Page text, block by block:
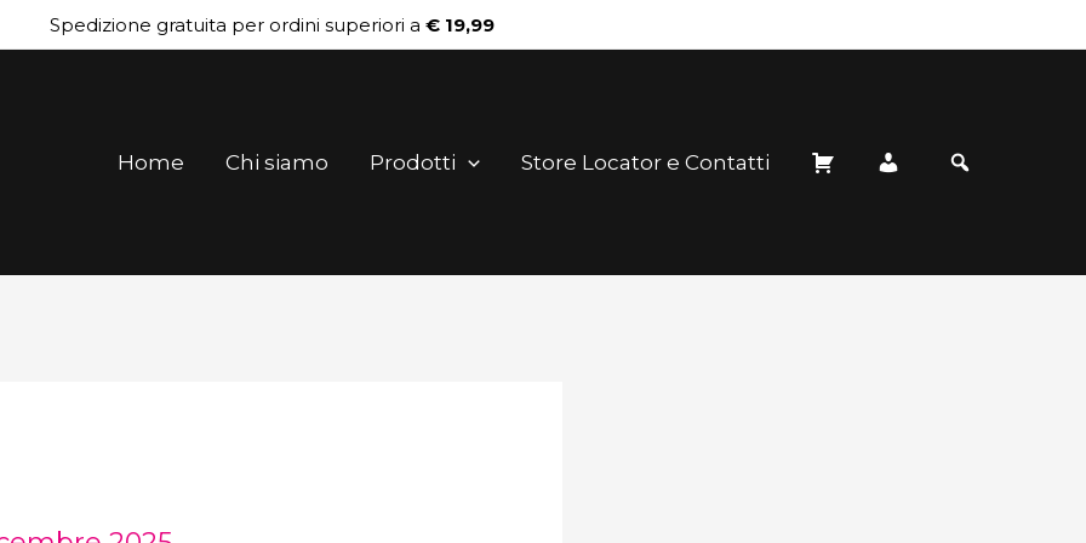
Spedizione gratuita per ordini superiori a € 19,99
Home Chi siamo Prodotti Store Locator e Contatti